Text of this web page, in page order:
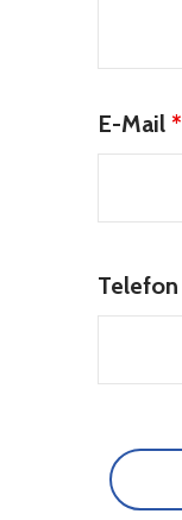
E-Mail *
Telefon